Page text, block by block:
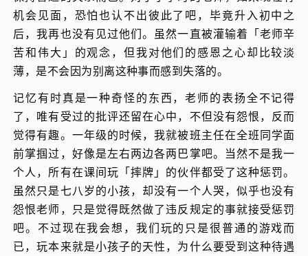
机会见面，恐怕也认不出彼此了吧，毕竟升入初中之
后，我再也没有见过他们。虽然一直被灌输着「老师辛
苦和伟大」的观念，但我对他们的感恩之心却比较淡
薄，是不会因为别离这种事而感到失落的。
记忆有时真是一种奇怪的东西，老师的表扬全不记得
了，唯有受过的批评还留在心中，不但没有怨恨，反而
觉得有趣。一年级的时候，我就被班主任在全班同学面
前掌掴过，好像是左右两边各两巴掌吧。当然不是我一
个人，所有在课间玩「摔牌」的伙伴都受了这种惩罚。
虽然只是七八岁的小孩，却没有一个人哭，似乎也没有
怨恨老师，只是觉得既然做了违反规定的事就接受惩罚
吧。不过现在我会想，我们玩的只是很普通的游戏而
已，玩本来就是小孩子的天性，为什么要受到这种待遇